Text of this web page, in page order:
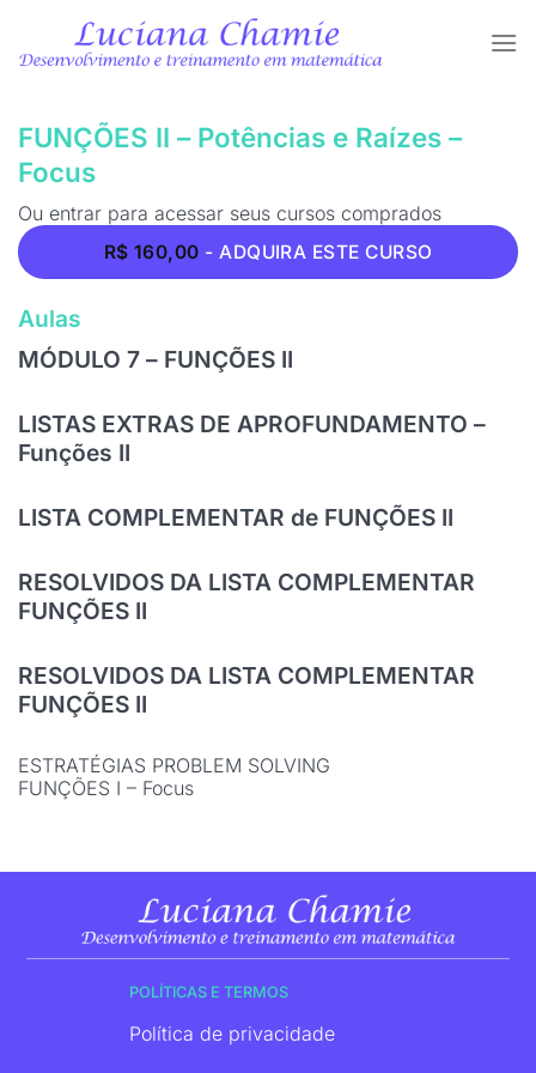
content
FUNÇÕES II – Potências e Raízes –
Focus
Ou entrar para acessar seus cursos comprados
R$ 160,00 - ADQUIRA ESTE CURSO
Aulas
MÓDULO 7 – FUNÇÕES II
LISTAS EXTRAS DE APROFUNDAMENTO –
Funções II
LISTA COMPLEMENTAR de FUNÇÕES II
RESOLVIDOS DA LISTA COMPLEMENTAR
FUNÇÕES II
RESOLVIDOS DA LISTA COMPLEMENTAR
FUNÇÕES II
ESTRATÉGIAS PROBLEM SOLVING
FUNÇÕES I – Focus
POLÍTICAS E TERMOS
Política de privacidade